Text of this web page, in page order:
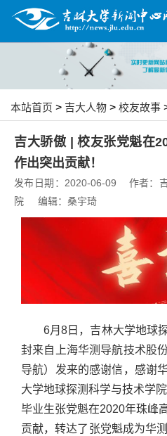
本站首页 > 吉大人物 > 校友故事
吉大骄傲 | 校友张党魁在
作出突出贡献！
发布日期：2020-06-09 作者：
院 编辑：桑宇琦
6月8日，吉林大学地球
封来自上海华测导航技术股
导航）发来的感谢信，感谢
大学地球探测科学与技术学
毕业生张党魁在2020年珠峰
贡献，转达了张党魁成为华